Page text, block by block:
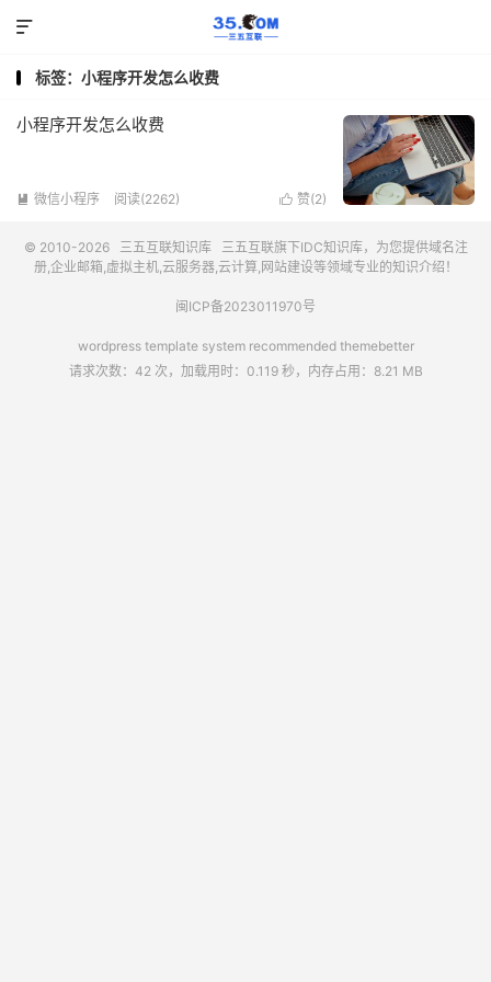

标签：小程序开发怎么收费
小程序开发怎么收费
 微信小程序 阅读(2262)  赞(2)
© 2010-2026 三五互联知识库 三五互联旗下IDC知识库，为您提供域名注
册,企业邮箱,虚拟主机,云服务器,云计算,网站建设等领域专业的知识介绍！
闽ICP备2023011970号
wordpress template system recommended themebetter
请求次数：42 次，加载用时：0.119 秒，内存占用：8.21 MB